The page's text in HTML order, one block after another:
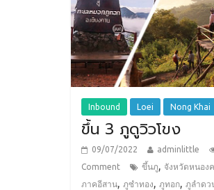
Inbound Loei Nong Khai
ขึ้น 3 ภูดูวิวโขง
09/07/2022 adminlittle
Comment
ขึ้นภู, จังหวัดหนอง
ภาคอีสาน, ภูซำทอง, ภูทอก, ภูลำดว